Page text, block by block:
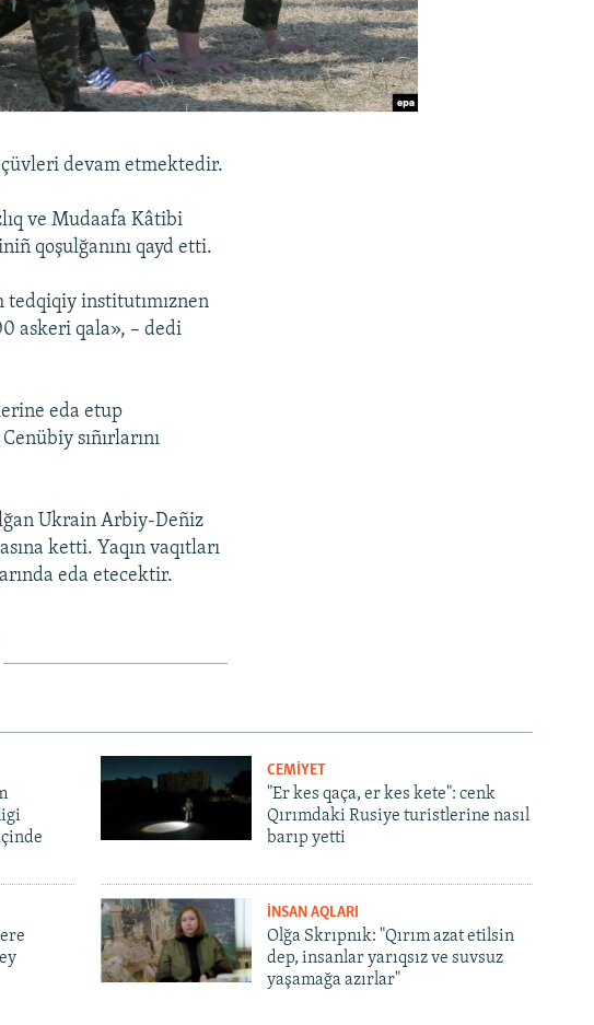
devam etmektedir.
ve Mudaafa Kâtibi
qoşulğanını qayd etti.
tedqiqiy institutımıznen
askeri qala», – dedi
eda etup
sıñırlarını
Ukrain Arbiy-Deñiz
ketti. Yaqın vaqıtları
eda etecektir.
CEMİYET
"Er kes qaça, er kes kete": cenk
Qırımdaki Rusiye turistlerine nasıl
barıp yetti
İNSAN AQLARI
Olğa Skrıpnık: "Qırım azat etilsin
dep, insanlar yarıqsız ve suvsuz
yaşamağa azırlar"